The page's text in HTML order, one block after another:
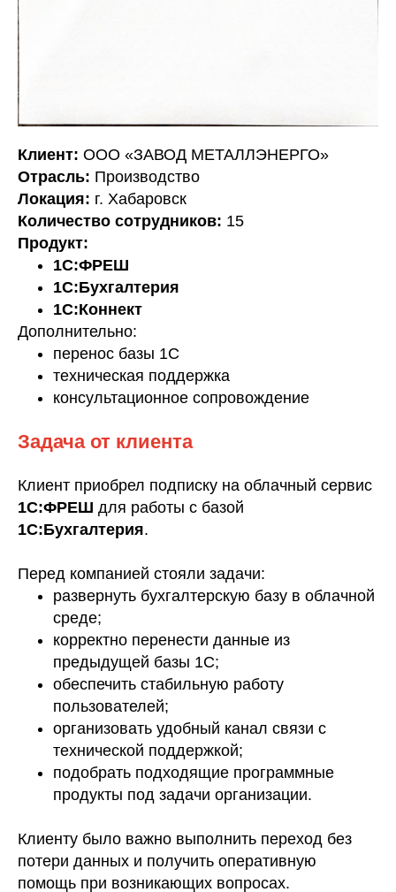
Клиент: ООО «ЗАВОД МЕТАЛЛЭНЕРГО»
Отрасль: Производство
Локация: г. Хабаровск
Количество сотрудников: 15
Продукт:
1С:ФРЕШ
1С:Бухгалтерия
1С:Коннект
Дополнительно:
перенос базы 1С
техническая поддержка
консультационное сопровождение
Задача от клиента
Клиент приобрел подписку на облачный сервис
1С:ФРЕШ для работы с базой
1С:Бухгалтерия.
Перед компанией стояли задачи:
развернуть бухгалтерскую базу в облачной
среде;
корректно перенести данные из
предыдущей базы 1С;
обеспечить стабильную работу
пользователей;
организовать удобный канал связи с
технической поддержкой;
подобрать подходящие программные
продукты под задачи организации.
Клиенту было важно выполнить переход без
потери данных и получить оперативную
помощь при возникающих вопросах.